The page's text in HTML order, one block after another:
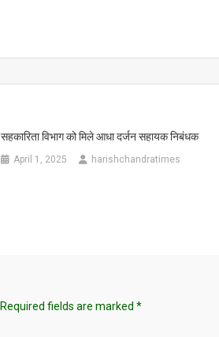
सहकारिता विभाग को मिले आधा दर्जन सहायक निबंधक
April 1, 2025 harishchandratimes
Required fields are marked *